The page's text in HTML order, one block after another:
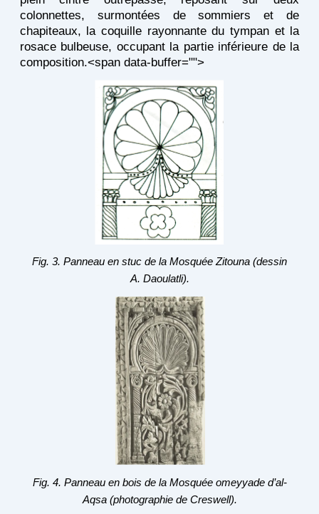
colonnettes, surmontées de sommiers et de
chapiteaux, la coquille rayonnante du tympan et la
rosace bulbeuse, occupant la partie inférieure de la
composition.<span data-buffer="">
Fig. 3. Panneau en stuc de la Mosquée Zitouna (dessin
A. Daoulatli).
Fig. 4. Panneau en bois de la Mosquée omeyyade d’al-
Aqsa (photographie de Creswell).